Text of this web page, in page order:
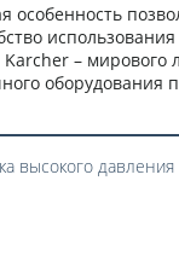
особенность
Karcher – мирового
оборудования
высокого давления